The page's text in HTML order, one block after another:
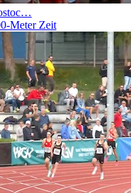
Meter Zeit